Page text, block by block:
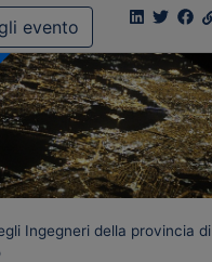
evento
Ingegneri della provincia di